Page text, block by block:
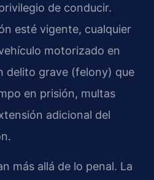
de conducir.
esté vigente, cualquier
motorizado en
delito grave (felony) que
en prisión, multas
adicional del
más allá de lo penal. La